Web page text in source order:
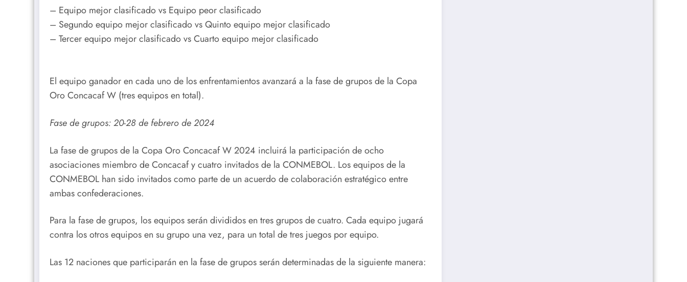
– Equipo mejor clasificado vs Equipo peor clasificado
– Segundo equipo mejor clasificado vs Quinto equipo mejor clasificado
– Tercer equipo mejor clasificado vs Cuarto equipo mejor clasificado
El equipo ganador en cada uno de los enfrentamientos avanzará a la fase de grupos de la Copa
Oro Concacaf W (tres equipos en total).
Fase de grupos: 20-28 de febrero de 2024
La fase de grupos de la Copa Oro Concacaf W 2024 incluirá la participación de ocho
asociaciones miembro de Concacaf y cuatro invitados de la CONMEBOL. Los equipos de la
CONMEBOL han sido invitados como parte de un acuerdo de colaboración estratégico entre
ambas confederaciones.
Para la fase de grupos, los equipos serán divididos en tres grupos de cuatro. Cada equipo jugará
contra los otros equipos en su grupo una vez, para un total de tres juegos por equipo.
Las 12 naciones que participarán en la fase de grupos serán determinadas de la siguiente manera: